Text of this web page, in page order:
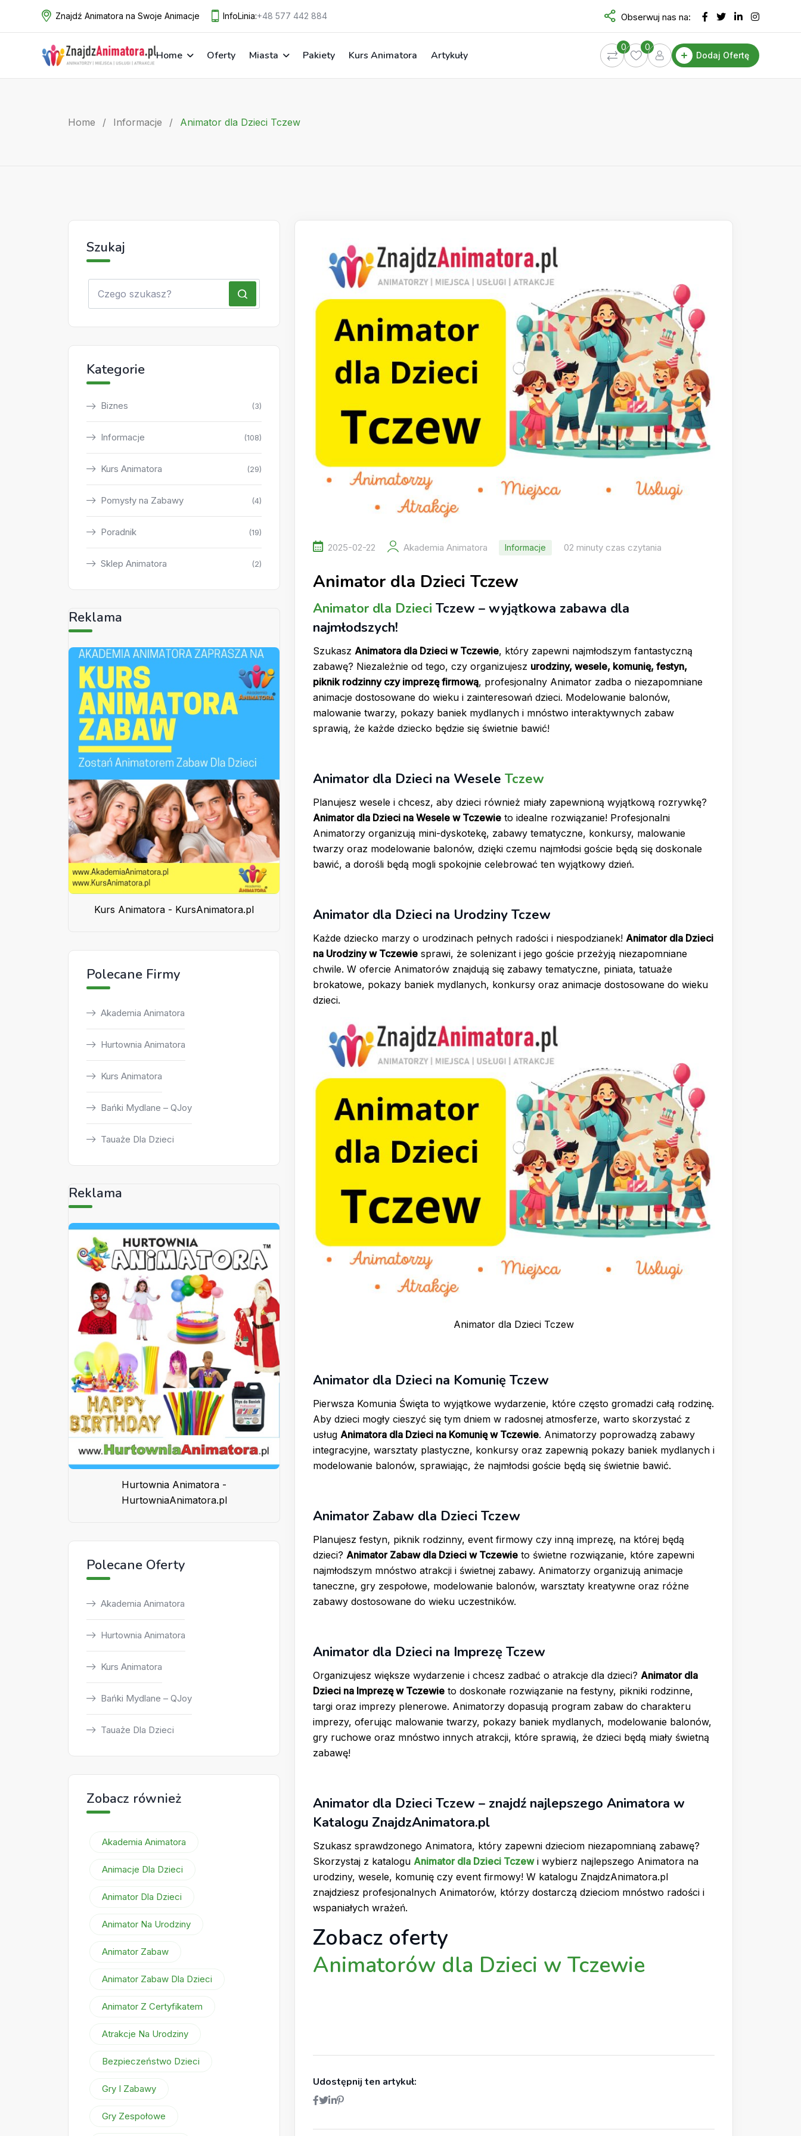
Znajdź Animatora na Swoje Animacje InfoLinia:+48 577 442 884 Obserwuj nas na:
Home Oferty Miasta Pakiety Kurs Animatora Artykuły
0
0
Dodaj Ofertę
Home / Informacje / Animator dla Dzieci Tczew
2025-02-22 Akademia Animatora Informacje 02 minuty czas czytania
Animator dla Dzieci Tczew
Animator dla Dzieci Tczew – wyjątkowa zabawa dla
najmłodszych!
Szukasz Animatora dla Dzieci w Tczewie, który zapewni najmłodszym fantastyczną
zabawę? Niezależnie od tego, czy organizujesz urodziny, wesele, komunię, festyn,
piknik rodzinny czy imprezę firmową, profesjonalny Animator zadba o niezapomniane
animacje dostosowane do wieku i zainteresowań dzieci. Modelowanie balonów,
malowanie twarzy, pokazy baniek mydlanych i mnóstwo interaktywnych zabaw
sprawią, że każde dziecko będzie się świetnie bawić!
Animator dla Dzieci na Wesele Tczew
Planujesz wesele i chcesz, aby dzieci również miały zapewnioną wyjątkową rozrywkę?
Animator dla Dzieci na Wesele w Tczewie to idealne rozwiązanie! Profesjonalni
Animatorzy organizują mini-dyskotekę, zabawy tematyczne, konkursy, malowanie
twarzy oraz modelowanie balonów, dzięki czemu najmłodsi goście będą się doskonale
bawić, a dorośli będą mogli spokojnie celebrować ten wyjątkowy dzień.
Animator dla Dzieci na Urodziny Tczew
Każde dziecko marzy o urodzinach pełnych radości i niespodzianek! Animator dla Dzieci
na Urodziny w Tczewie sprawi, że solenizant i jego goście przeżyją niezapomniane
chwile. W ofercie Animatorów znajdują się zabawy tematyczne, piniata, tatuaże
brokatowe, pokazy baniek mydlanych, konkursy oraz animacje dostosowane do wieku
dzieci.
Animator dla Dzieci Tczew
Animator dla Dzieci na Komunię Tczew
Pierwsza Komunia Święta to wyjątkowe wydarzenie, które często gromadzi całą rodzinę.
Aby dzieci mogły cieszyć się tym dniem w radosnej atmosferze, warto skorzystać z
usług Animatora dla Dzieci na Komunię w Tczewie. Animatorzy poprowadzą zabawy
integracyjne, warsztaty plastyczne, konkursy oraz zapewnią pokazy baniek mydlanych i
modelowanie balonów, sprawiając, że najmłodsi goście będą się świetnie bawić.
Animator Zabaw dla Dzieci Tczew
Planujesz festyn, piknik rodzinny, event firmowy czy inną imprezę, na której będą
dzieci? Animator Zabaw dla Dzieci w Tczewie to świetne rozwiązanie, które zapewni
najmłodszym mnóstwo atrakcji i świetnej zabawy. Animatorzy organizują animacje
taneczne, gry zespołowe, modelowanie balonów, warsztaty kreatywne oraz różne
zabawy dostosowane do wieku uczestników.
Animator dla Dzieci na Imprezę Tczew
Organizujesz większe wydarzenie i chcesz zadbać o atrakcje dla dzieci? Animator dla
Dzieci na Imprezę w Tczewie to doskonałe rozwiązanie na festyny, pikniki rodzinne,
targi oraz imprezy plenerowe. Animatorzy dopasują program zabaw do charakteru
imprezy, oferując malowanie twarzy, pokazy baniek mydlanych, modelowanie balonów,
gry ruchowe oraz mnóstwo innych atrakcji, które sprawią, że dzieci będą miały świetną
zabawę!
Animator dla Dzieci Tczew – znajdź najlepszego Animatora w
Katalogu ZnajdzAnimatora.pl
Szukasz sprawdzonego Animatora, który zapewni dzieciom niezapomnianą zabawę?
Skorzystaj z katalogu Animator dla Dzieci Tczewi wybierz najlepszego Animatora na
urodziny, wesele, komunię czy event firmowy! W katalogu ZnajdzAnimatora.pl
znajdziesz profesjonalnych Animatorów, którzy dostarczą dzieciom mnóstwo radości i
wspaniałych wrażeń.
Zobacz oferty
Animatorów dla Dzieci w Tczewie
Udostępnij ten artykuł:
Szukaj
Kategorie
Biznes (3)
Informacje (108)
Kurs Animatora (29)
Pomysły na Zabawy (4)
Poradnik (19)
Sklep Animatora (2)
Reklama
Kurs Animatora - KursAnimatora.pl
Polecane Firmy
Akademia Animatora
Hurtownia Animatora
Kurs Animatora
Bańki Mydlane – QJoy
Tauaże Dla Dzieci
Reklama
Hurtownia Animatora -
HurtowniaAnimatora.pl
Polecane Oferty
Akademia Animatora
Hurtownia Animatora
Kurs Animatora
Bańki Mydlane – QJoy
Tauaże Dla Dzieci
Zobacz również
Akademia Animatora
Animacje Dla Dzieci
Animator Dla Dzieci
Animator Na Urodziny
Animator Zabaw
Animator Zabaw Dla Dzieci
Animator Z Certyfikatem
Atrakcje Na Urodziny
Bezpieczeństwo Dzieci
Gry I Zabawy
Gry Zespołowe